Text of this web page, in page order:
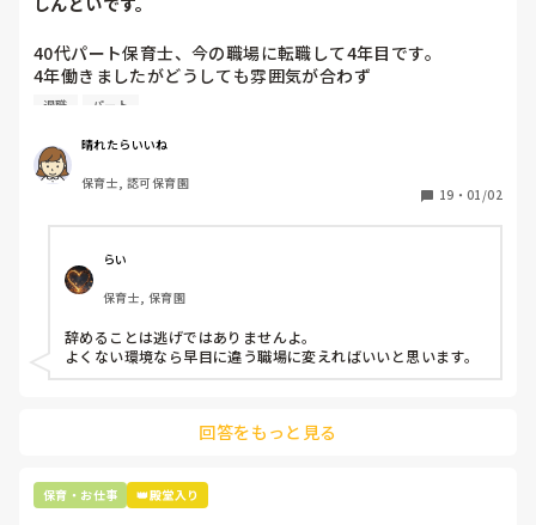
40代パート保育士、今の職場に転職して4年目です。
4年働きましたがどうしても雰囲気が合わず
退職しようと思っています。
周りの職員は、勤続10年以上から何十年という先生がほとん
どです。
保護者子どもの愚痴悪口が多く、
今で言う不適切保育も
仕方ないよね
もう何も言わずに
子どもの言いなりになればいいんだね
などいう意見で…
上の先生に相談することは難しそうです。
最後の職場にしようと思っていましたが
辞めることは逃げ、と、過去辞めた人も何年も言われ続けて
います
退職 パート
晴れたらいいね
保育士, 認可保育園
19 ・ 01/02
らい
保育士, 保育園
辞めることは逃げではありませんよ。
よくない環境なら早目に違う職場に変えればいいと思います。
回答をもっと見る
保育・お仕事 👑殿堂入り